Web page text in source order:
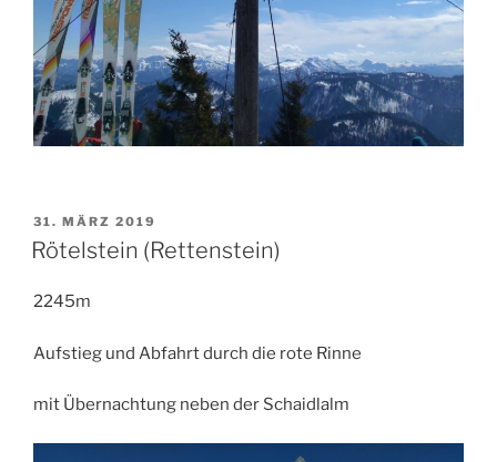
VERÖFFENTLICHT
AM
31. MÄRZ 2019
Rötelstein (Rettenstein)
2245m
Aufstieg und Abfahrt durch die rote Rinne
mit Übernachtung neben der Schaidlalm